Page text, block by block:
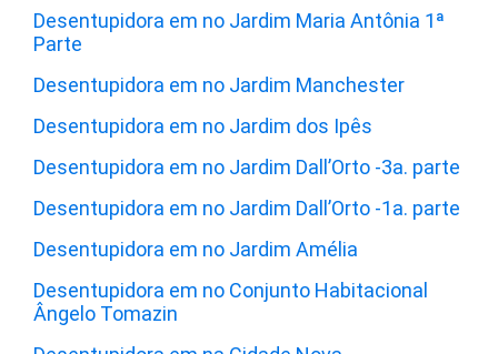
Desentupidora em no Jardim Maria Antônia 1ª
Parte
Desentupidora em no Jardim Manchester
Desentupidora em no Jardim dos Ipês
Desentupidora em no Jardim Dall’Orto -3a. parte
Desentupidora em no Jardim Dall’Orto -1a. parte
Desentupidora em no Jardim Amélia
Desentupidora em no Conjunto Habitacional
Ângelo Tomazin